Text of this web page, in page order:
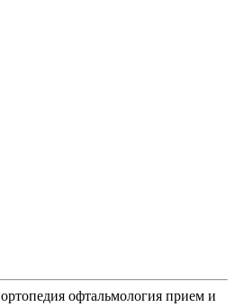
ортопедия офтальмология прием и